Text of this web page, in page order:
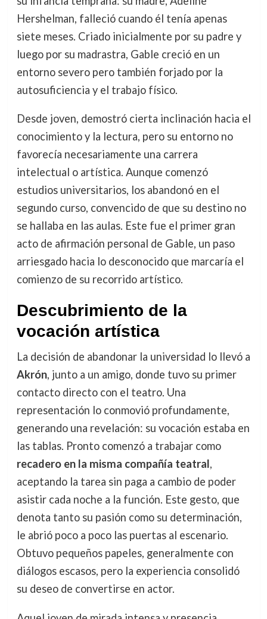
Hershelman, falleció cuando él tenía apenas
siete meses. Criado inicialmente por su padre y
luego por su madrastra, Gable creció en un
entorno severo pero también forjado por la
autosuficiencia y el trabajo físico.
Desde joven, demostró cierta inclinación hacia el
conocimiento y la lectura, pero su entorno no
favorecía necesariamente una carrera
intelectual o artística. Aunque comenzó
estudios universitarios, los abandonó en el
segundo curso, convencido de que su destino no
se hallaba en las aulas. Este fue el primer gran
acto de afirmación personal de Gable, un paso
arriesgado hacia lo desconocido que marcaría el
comienzo de su recorrido artístico.
Descubrimiento de la
vocación artística
La decisión de abandonar la universidad lo llevó a
Akrón, junto a un amigo, donde tuvo su primer
contacto directo con el teatro. Una
representación lo conmovió profundamente,
generando una revelación: su vocación estaba en
las tablas. Pronto comenzó a trabajar como
recadero en la misma compañía teatral,
aceptando la tarea sin paga a cambio de poder
asistir cada noche a la función. Este gesto, que
denota tanto su pasión como su determinación,
le abrió poco a poco las puertas al escenario.
Obtuvo pequeños papeles, generalmente con
diálogos escasos, pero la experiencia consolidó
su deseo de convertirse en actor.